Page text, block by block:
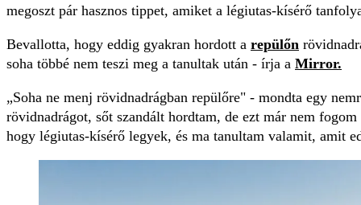
megoszt pár hasznos tippet, amiket a légiutas-kísérő
Bevallotta, hogy eddig gyakran hordott a repülőn
soha többé nem teszi meg a tanultak után - írja a Mirror.
„Soha ne menj rövidnadrágban repülőre" - mondta egy
rövidnadrágot, sőt szandált hordtam, de ezt már nem
hogy légiutas-kísérő legyek, és ma tanultam valamit, amit